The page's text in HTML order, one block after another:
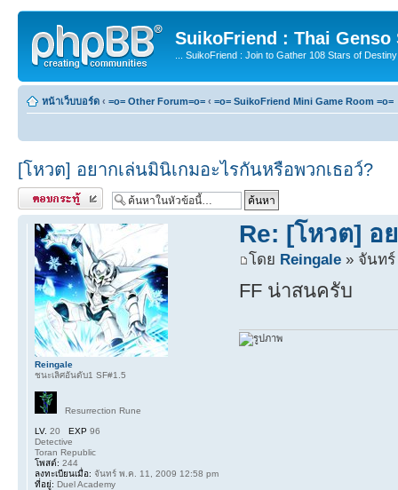
SuikoFriend : Thai Genso
... SuikoFriend : Join to Gather 108 Stars of
หน้าเว็บบอร์ด ‹ =o= Other Forum=o= ‹ =o= SuikoFriend Mini Game Room =o=
[โหวต] อยากเล่นมินิเกมอะไรกันหรือพวกเธอว์?
ตอบกระทู้
Re: [โหวต] อ
โดย Reingale » จันทร์
FF น่าสนครับ
Reingale
ชนะเลิศอันดับ1 SF#1.5
Resurrection Rune
LV. 20 EXP 96
Detective
Toran Republic
โพสต์: 244
ลงทะเบียนเมื่อ: จันทร์ พ.ค. 11, 2009 12:58 pm
ที่อยู่: Duel Academy